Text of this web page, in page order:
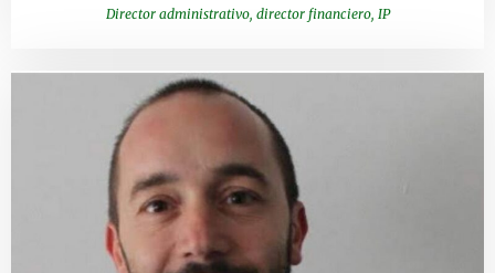
Director administrativo, director financiero, IP